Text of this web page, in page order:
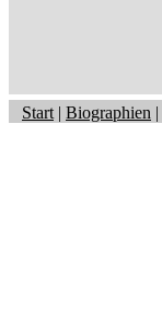
Start | Biographien |